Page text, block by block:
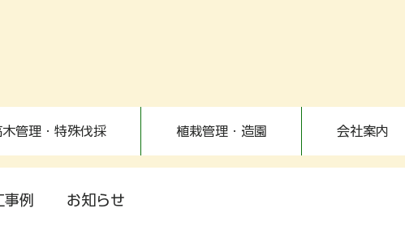
木管理・特殊伐採 植栽管理・造園 会社案内
例 お知らせ